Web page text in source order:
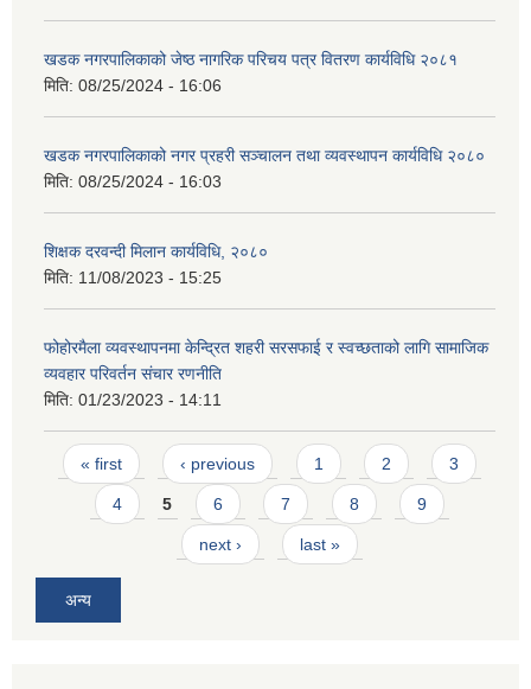
खडक नगरपालिकाको जेष्ठ नागरिक परिचय पत्र वितरण कार्यविधि २०८१
मिति: 08/25/2024 - 16:06
खडक नगरपालिकाको नगर प्रहरी सञ्चालन तथा व्यवस्थापन कार्यविधि २०८०
मिति: 08/25/2024 - 16:03
शिक्षक दरवन्दी मिलान कार्यविधि, २०८०
मिति: 11/08/2023 - 15:25
फोहोरमैला व्यवस्थापनमा केन्द्रित शहरी सरसफाई र स्वच्छताको लागि सामाजिक
व्यवहार परिवर्तन संचार रणनीति
मिति: 01/23/2023 - 14:11
Pages
« first ‹ previous 1 2 3
4 5 6 7 8 9
next › last »
अन्य